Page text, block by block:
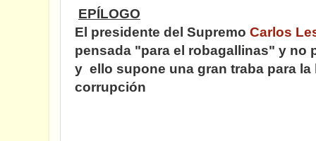
EPÍLOGO
El presidente del Supremo Carlos
pensada "para el robagallinas" y no
y ello supone una gran traba para la
corrupción